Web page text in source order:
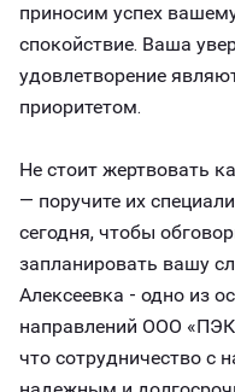
приносим успех
спокойствие. Ваша
удовлетворение
приоритетом.
Не стоит жертвовать
— поручите их
сегодня, чтобы
запланировать вашу
Алексеевка - одно из
направлений ООО
что сотрудничество с